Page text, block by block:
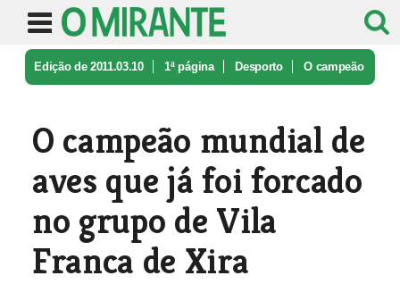
Edição de 2011.03.10 1ª página Desporto O campeão
O campeão mundial de
aves que já foi forcado
no grupo de Vila
Franca de Xira